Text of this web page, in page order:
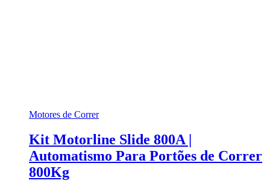
Motores de Correr
Kit Motorline Slide 800A |
Automatismo Para Portões de Correr
800Kg